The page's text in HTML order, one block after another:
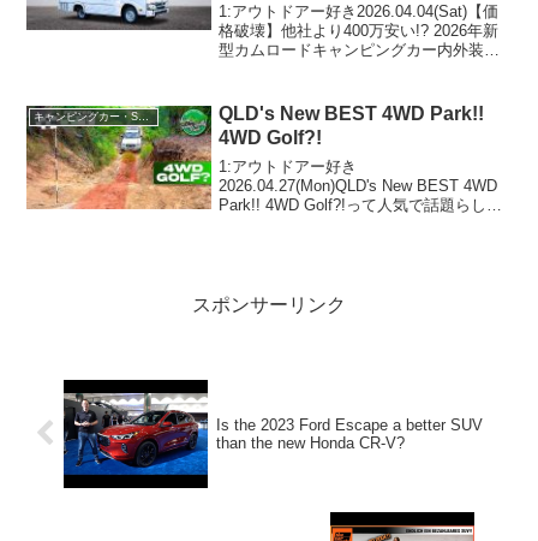
1:アウトドアー好き2026.04.04(Sat)【価
格破壊】他社より400万安い!? 2026年新
型カムロードキャンピングカー内外装徹
2026.04.04(Sat)この...
キャンピングカー・SUV人気車種
QLD's New BEST 4WD Park!!
4WD Golf?!
1:アウトドアー好き
2026.04.27(Mon)QLD's New BEST 4WD
Park!! 4WD Golf?!って人気で話題らしい
スポンサーリンク
Is the 2023 Ford Escape a better SUV
than the new Honda CR-V?